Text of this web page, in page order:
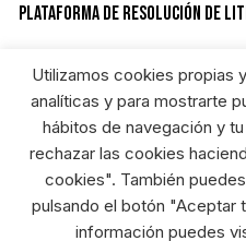
Plataforma de resolución de
CATEGORÍAS DEL PRODUCTO
Tijeras y sierras
Utilizamos cookies propias
analíticas y para mostrarte
hábitos de navegación y
rechazar las cookies
cookies". También
pulsando el botón "Aceptar
información puedes